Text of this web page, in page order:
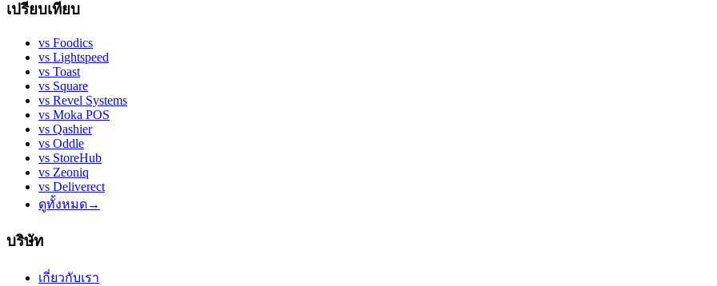
เปรียบเทียบ
vs Foodics
vs Lightspeed
vs Toast
vs Square
vs Revel Systems
vs Moka POS
vs Qashier
vs Oddle
vs StoreHub
vs Zeoniq
vs Deliverect
ดูทั้งหมด→
บริษัท
เกี่ยวกับเรา